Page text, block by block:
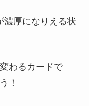
濃厚になりえる状
わるカードで
！